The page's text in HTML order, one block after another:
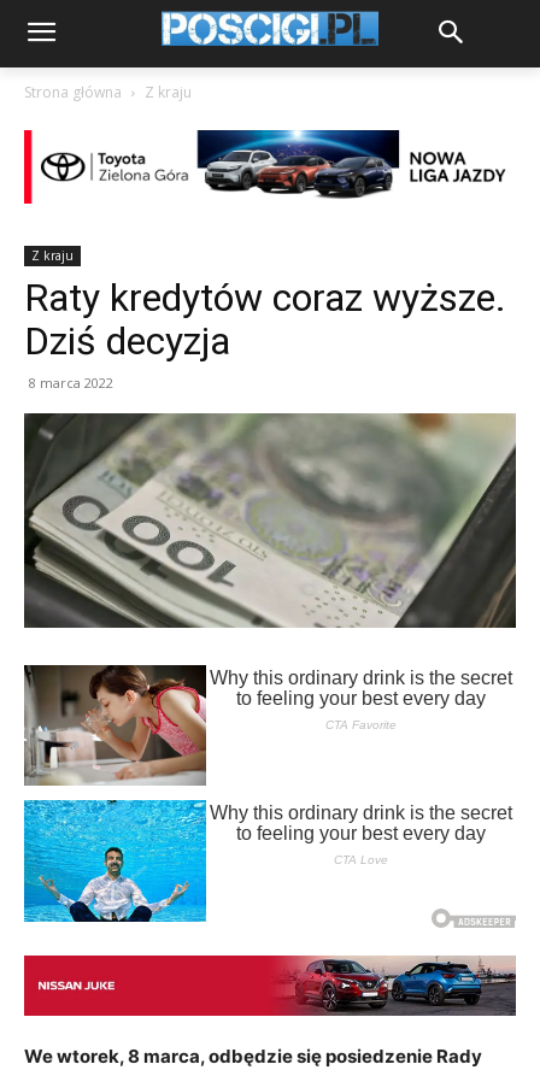
Strona główna Z kraju
Z kraju
Raty kredytów coraz wyższe.
Dziś decyzja
8 marca 2022
We wtorek, 8 marca, odbędzie się posiedzenie Rady